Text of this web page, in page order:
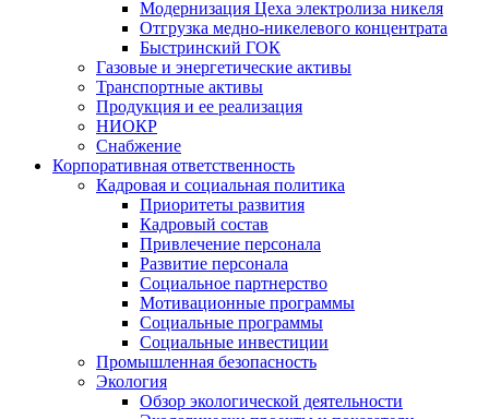
Модернизация Цеха электролиза никеля
Отгрузка медно-никелевого концентрата
Быстринский ГОК
Газовые и энергетические активы
Транспортные активы
Продукция и ее реализация
НИОКР
Снабжение
Корпоративная ответственность
Кадровая и социальная политика
Приоритеты развития
Кадровый состав
Привлечение персонала
Развитие персонала
Социальное партнерство
Мотивационные программы
Социальные программы
Социальные инвестиции
Промышленная безопасность
Экология
Обзор экологической деятельности